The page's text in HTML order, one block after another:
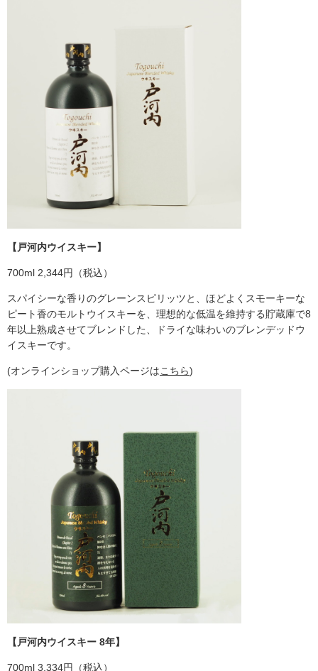
【戸河内ウイスキー】
700ml 2,344円（税込）
スパイシーな香りのグレーンスピリッツと、ほどよくスモーキーな
ピート香のモルトウイスキーを、理想的な低温を維持する貯蔵庫で8
年以上熟成させてブレンドした、ドライな味わいのブレンデッドウ
イスキーです。
(オンラインショップ購入ページはこちら)
【戸河内ウイスキー 8年】
700ml 3,334円（税込）